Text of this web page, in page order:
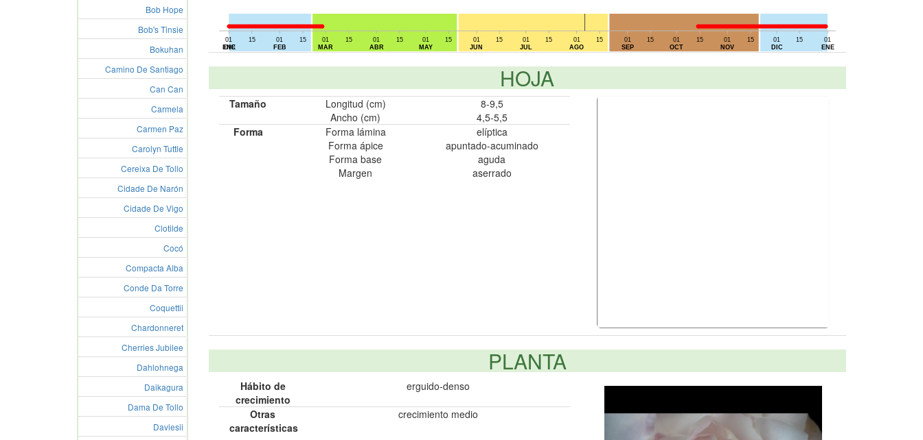
Bob Hope
Bob's Tinsie
Bokuhan
Camino De Santiago
Can Can
Carmela
Carmen Paz
Carolyn Tuttle
Cereixa De Tollo
Cidade De Narón
Cidade De Vigo
Clotilde
Cocó
Compacta Alba
Conde Da Torre
Coquettii
Chardonneret
Cherries Jubilee
Dahlohnega
Daikagura
Dama De Tollo
Daviesii
01
DIC
01
ENE
15
01
FEB
15
01
MAR
15
01
ABR
15
01
MAY
15
01
JUN
15
01
JUL
15
01
AGO
15
01
SEP
15
01
OCT
15
01
NOV
15
01
DIC
15
01
ENE
HOJA
Tamaño Longitud (cm)
8-9,5
Ancho (cm)
4,5-5,5
Forma
Forma lámina
elíptica
Forma ápice
apuntado-acuminado
Forma base
aguda
Margen
aserrado
PLANTA
Hábito de
crecimiento
erguido-denso
Otras
características
crecimiento medio